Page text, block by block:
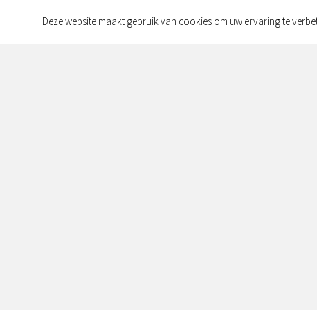
Contact
Deze website maakt gebruik van cookies om uw ervaring te